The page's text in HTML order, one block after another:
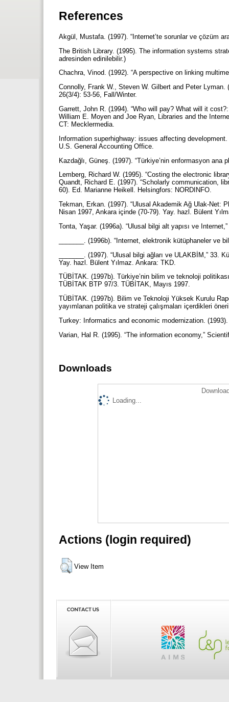
References
Akgül, Mustafa. (1997). “Internet’te sorunlar ve çözüm
The British Library. (1995). The information systems
adresinden edinilebilir.)
Chachra, Vinod. (1992). “A perspective on linking
Connolly, Frank W., Steven W. Gilbert and Peter
26(3/4): 53-56, Fall/Winter.
Garrett, John R. (1994). “Who will pay? What will it
William E. Moyen and Joe Ryan, Libraries and the
CT: Mecklermedia.
Information superhighway: issues affecting
U.S. General Accounting Office.
Kazdağlı, Güneş. (1997). “Türkiye’nin enformasyon
Lemberg, Richard W. (1995). “Costing the electronic
Quandt, Richard E. (1997). “Scholarly communication,
60). Ed. Marianne Heikell. Helsingfors: NORDINFO.
Tekman, Erkan. (1997). “Ulusal Akademik Ağ Ulak-Net:
Nisan 1997, Ankara içinde (70-79). Yay. hazl. Bülent
Tonta, Yaşar. (1996a). “Ulusal bilgi alt yapısı ve
_______. (1996b). “Internet, elektronik kütüphaneler ve
_______. (1997). “Ulusal bilgi ağları ve ULAKBİM,” 33.
Yay. hazl. Bülent Yılmaz. Ankara: TKD.
TÜBİTAK. (1997b). Türkiye’nin bilim ve teknoloji
TÜBİTAK BTP 97/3. TÜBİTAK, Mayıs 1997.
TÜBİTAK. (1997b). Bilim ve Teknoloji Yüksek Kurulu
yayımlanan politika ve strateji çalışmaları içerdikleri
Turkey: Informatics and economic modernization.
Varian, Hal R. (1995). “The information economy,”
Downloads
Loading...
Actions (login required)
View Item